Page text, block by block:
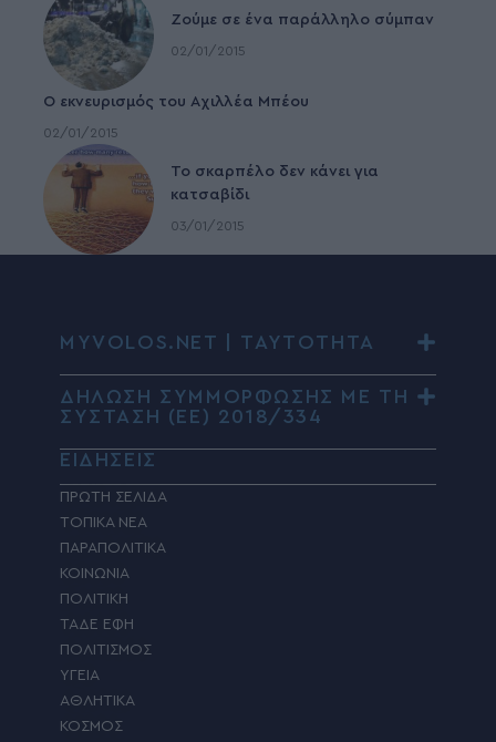
Ζούμε σε ένα παράλληλο σύμπαν
02/01/2015
Ο εκνευρισμός του Αχιλλέα Μπέου
02/01/2015
To σκαρπέλο δεν κάνει για
κατσαβίδι
03/01/2015
MYVOLOS.NET | ΤΑΥΤΟΤΗΤΑ
ΔΗΛΩΣΗ ΣΥΜΜΟΡΦΩΣΗΣ ΜΕ ΤΗ
ΣΥΣΤΑΣΗ (ΕΕ) 2018/334
ΕΙΔΗΣΕΙΣ
ΠΡΩΤΗ ΣΕΛΙΔΑ
ΤΟΠΙΚΑ ΝΕΑ
ΠΑΡΑΠΟΛΙΤΙΚΑ
ΚΟΙΝΩΝΙΑ
ΠΟΛΙΤΙΚΗ
ΤΑΔΕ ΕΦΗ
ΠΟΛΙΤΙΣΜΟΣ
ΥΓΕΙΑ
ΑΘΛΗΤΙΚΑ
ΚΟΣΜΟΣ